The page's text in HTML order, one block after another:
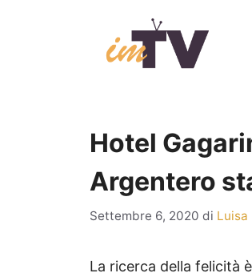
Hotel
Argentero
Settembre 6, 2020 di Luisa
La ricerca della felicità